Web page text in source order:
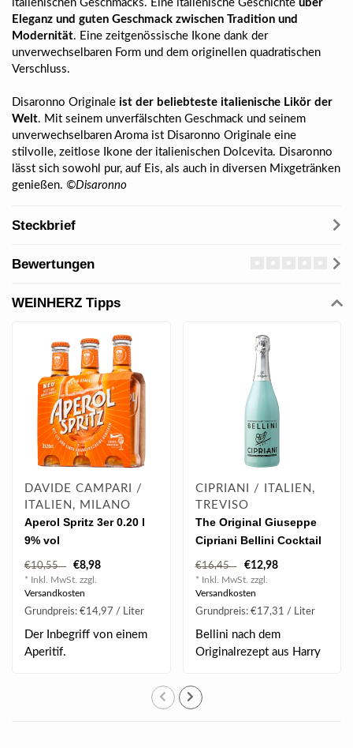
italienischen Geschmacks. Eine italienische Geschichte über
Eleganz und guten Geschmack zwischen Tradition und
Modernität. Eine zeitgenössische Ikone dank der
unverwechselbaren Form und dem originellen quadratischen
Verschluss.
Disaronno Originale ist der beliebteste italienische Likör der
Welt. Mit seinem unverfälschten Geschmack und seinem
unverwechselbaren Aroma ist Disaronno Originale eine
stilvolle, zeitlose Ikone der italienischen Dolcevita. Disaronno
lässt sich sowohl pur, auf Eis, als auch in diversen Mixgetränken
genießen. ©Disaronno
Steckbrief
Bewertungen
WEINHERZ Tipps
DAVIDE CAMPARI /
ITALIEN, MILANO
Aperol Spritz 3er 0.20 l
9% vol
€10,55 €8,98
* Inkl. MwSt. zzgl.
Versandkosten
Grundpreis: €14,97 / Liter
Der Inbegriff von einem
Aperitif.
CIPRIANI / ITALIEN,
TREVISO
The Original Giuseppe
Cipriani Bellini Cocktail
0.75 l 5.50% vol
€16,45 €12,98
* Inkl. MwSt. zzgl.
Versandkosten
Grundpreis: €17,31 / Liter
Bellini nach dem
Originalrezept aus Harry